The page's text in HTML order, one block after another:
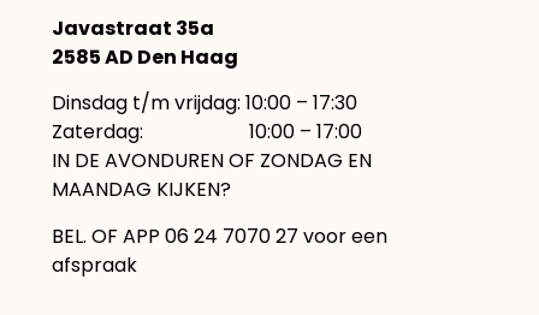
Javastraat 35a
2585 AD Den Haag
Dinsdag t/m vrijdag: 10:00 – 17:30
Zaterdag: 10:00 – 17:00
IN DE AVONDUREN OF ZONDAG EN
MAANDAG KIJKEN?
BEL. OF APP 06 24 7070 27 voor een
afspraak